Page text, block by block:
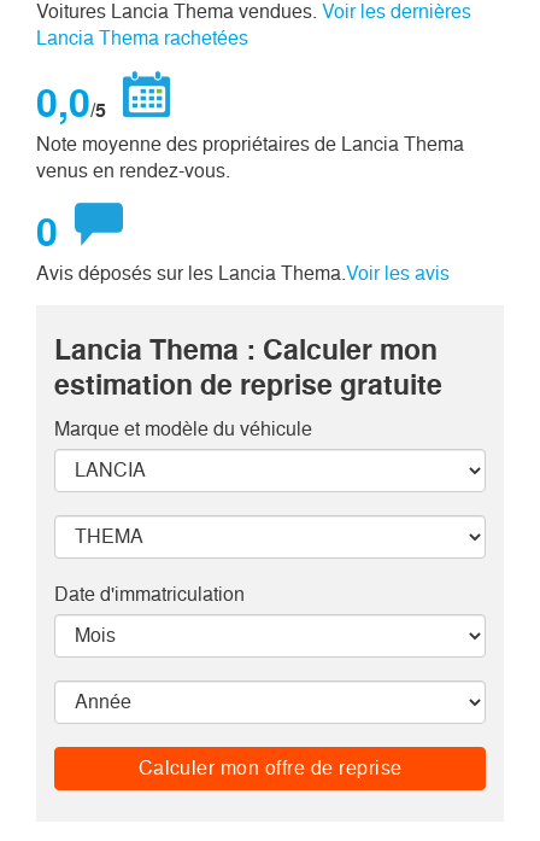
Voitures Lancia Thema vendues. Voir les dernières
Lancia Thema rachetées
0,0/5
Note moyenne des propriétaires de Lancia Thema
venus en rendez-vous.
0
Avis déposés sur les Lancia Thema. Voir les avis
Lancia Thema : Calculer mon
estimation de reprise gratuite
Marque et modèle du véhicule
Date d'immatriculation
Calculer mon offre de reprise